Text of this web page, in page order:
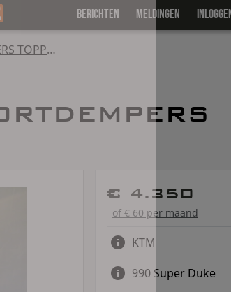
BERICHTEN MELDINGEN
KTM SUPERDUKE 990 SPORTDEMPERS TOPPER!
€ 4.350
of € 60 per maand
KTM
990 Super Duke